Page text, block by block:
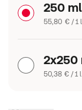
250 ml
55,80 € / 1 l
2x250
50,38 € / 1 l